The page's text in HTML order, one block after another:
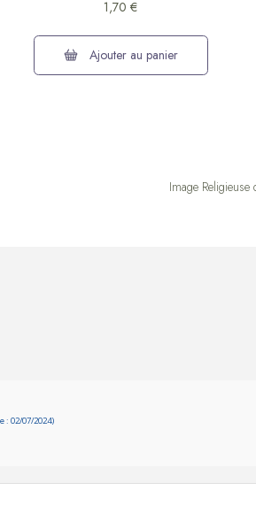
1,70 €
Ajouter au panier
Image
: 02/07/2024)